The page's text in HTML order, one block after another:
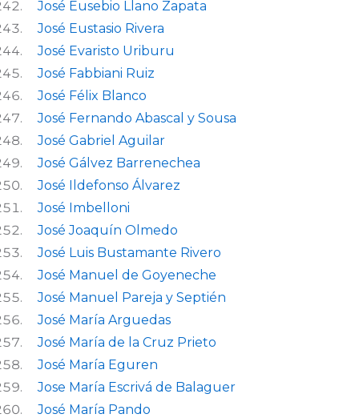
José Eusebio Llano Zapata
José Eustasio Rivera
José Evaristo Uriburu
José Fabbiani Ruiz
José Félix Blanco
José Fernando Abascal y Sousa
José Gabriel Aguilar
José Gálvez Barrenechea
José Ildefonso Álvarez
José Imbelloni
José Joaquín Olmedo
José Luis Bustamante Rivero
José Manuel de Goyeneche
José Manuel Pareja y Septién
José María Arguedas
José María de la Cruz Prieto
José María Eguren
Jose María Escrivá de Balaguer
José María Pando